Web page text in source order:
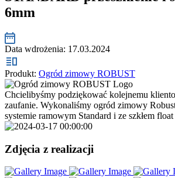
6mm
Data wdrożenia: 17.03.2024
Produkt: Ogród zimowy ROBUST
Chcielibyśmy podziękować kolejnemu
zaufanie. Wykonaliśmy ogród zimowy
systemie ramowym Standard i ze szkłem
Zdjęcia z realizacji